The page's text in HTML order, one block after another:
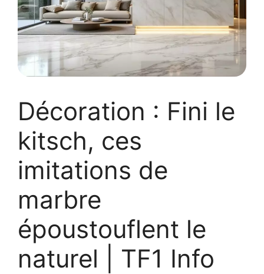
Décoration : Fini le
kitsch, ces
imitations de
marbre
époustouflent le
naturel | TF1 Info